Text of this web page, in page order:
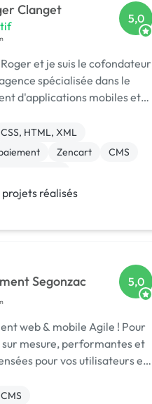
Clanget
5,0
et je suis le cofondateur
spécialisée dans le
d'applications mobiles et
CSS, HTML, XML
Zencart
CMS
Gestion site web
projets réalisés
Segonzac 5,0
web & mobile Agile ! Pour
sur mesure, performantes et
pour vos utilisateurs et
CMS